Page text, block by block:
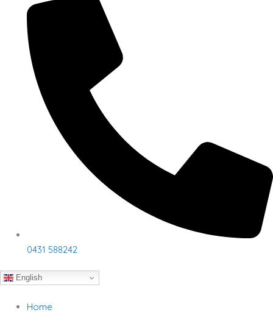
0431 588242
English
Home